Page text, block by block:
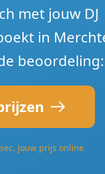
met jouw DJ
in
jouw prijs online